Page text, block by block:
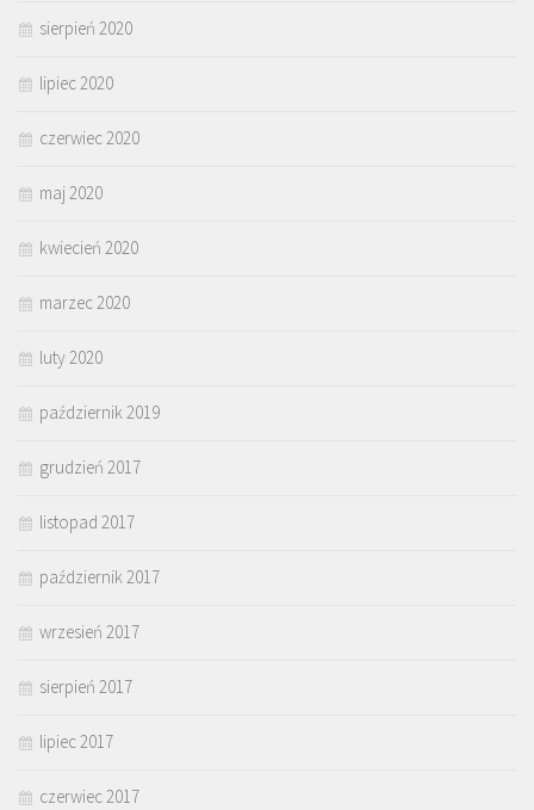
sierpień 2020
lipiec 2020
czerwiec 2020
maj 2020
kwiecień 2020
marzec 2020
luty 2020
październik 2019
grudzień 2017
listopad 2017
październik 2017
wrzesień 2017
sierpień 2017
lipiec 2017
czerwiec 2017